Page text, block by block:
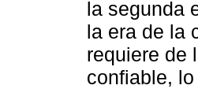
la segunda
la era de la
requiere de
confiable,